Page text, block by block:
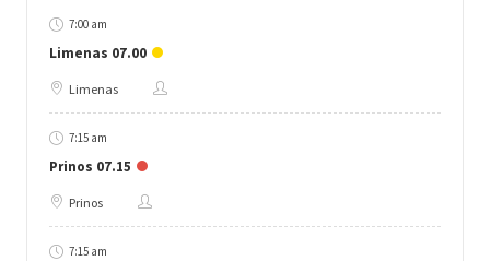
7:00 am
Limenas 07.00
Limenas
7:15 am
Prinos 07.15
Prinos
7:15 am